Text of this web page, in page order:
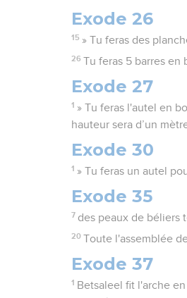
Exode 26
15 » Tu feras des
26 Tu feras 5 barres en
Exode 27
1 » Tu feras l'autel en
hauteur sera d’un
Exode 30
1 » Tu feras un autel
Exode 35
7 des peaux de béliers
20 Toute l'assemblée
Exode 37
1
Betsaleel fit l'arche